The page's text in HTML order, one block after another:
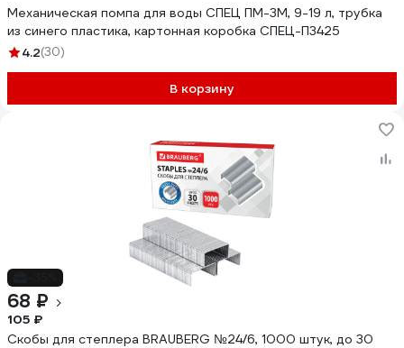
Механическая помпа для воды СПЕЦ ПМ-3М, 9-19 л, трубка
из синего пластика, картонная коробка СПЕЦ-П3425
4.2(30)
В корзину
68 ₽
105 ₽
Скобы для степлера BRAUBERG №24/6, 1000 штук, до 30